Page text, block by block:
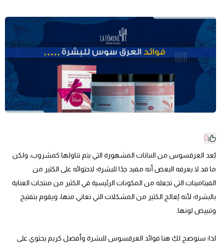
0
يُعد العرقسوس من النباتات المشهورة التي يتم تناولها كمشروب، ولكن
ما قد لا يعرفه البعض أنه مفيد جدًا للبشرة؛ لاحتوائه على الكثير من
الفيتامينات التي تجعله من المكونات الرئيسية في الكثير من منتجات العناية
بالبشرة؛ لأنه يُعالج الكثير من المشكلات التي تعاني منها، ويقوم بتفتيح
وتبييض لونها.
لذا؛ سنوضح لكِ هنا فوائد العرقسوس للبشرة وأفضل كريم يحتوي على